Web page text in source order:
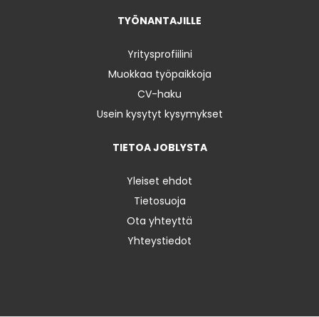
TYÖNANTAJILLE
Yritysprofiilini
Muokkaa työpaikkoja
CV-haku
Usein kysytyt kysymykset
TIETOA JOBLYSTA
Yleiset ehdot
Tietosuoja
Ota yhteyttä
Yhteystiedot